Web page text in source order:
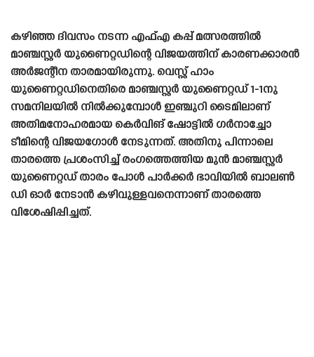
കഴിഞ്ഞ ദിവസം നടന്ന എഫ്എ കപ്പ് മത്സരത്തിൽ
മാഞ്ചസ്റ്റർ യുണൈറ്റഡിന്റെ വിജയത്തിന് കാരണക്കാരൻ
അർജന്റീന താരമായിരുന്നു. വെസ്റ്റ് ഹാം
യുണൈറ്റഡിനെതിരെ മാഞ്ചസ്റ്റർ യുണൈറ്റഡ് 1-1നു
സമനിലയിൽ നിൽക്കുമ്പോൾ ഇഞ്ചുറി ടൈമിലാണ്
അതിമനോഹരമായ കെർവിങ് ഷോട്ടിൽ ഗർനാച്ചോ
ടീമിന്റെ വിജയഗോൾ നേടുന്നത്. അതിനു പിന്നാലെ
താരത്തെ പ്രശംസിച്ച് രംഗത്തെത്തിയ മുൻ മാഞ്ചസ്റ്റർ
യുണൈറ്റഡ് താരം പോൾ പാർക്കർ ഭാവിയിൽ ബാലൺ
ഡി ഓർ നേടാൻ കഴിവുള്ളവനെന്നാണ് താരത്തെ
വിശേഷിപ്പിച്ചത്.